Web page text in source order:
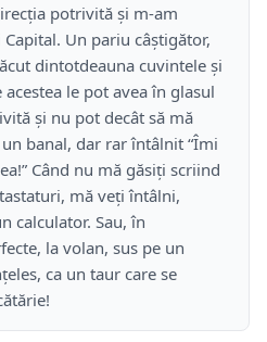
potrivită şi m-am
Un pariu câştigător,
dintotdeauna cuvintele şi
acestea le pot avea în glasul
şi nu pot decât să mă
banal, dar rar întâlnit “Îmi
Când nu mă găsiţi scriind
mă veţi întâlni,
calculator. Sau, în
la volan, sus pe un
ca un taur care se